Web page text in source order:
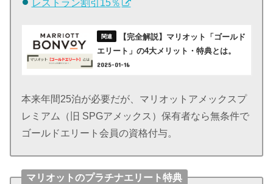
レストラン割引15％
【完全解説】マリオット「ゴールド
エリート」の4大メリット・特典とは。
2025-01-16
本来年間25泊が必要だが、マリオットアメックスプ
レミアム（旧 SPGアメックス）保有者なら無条件で
ゴールドエリート会員の資格付与。
マリオットのプラチナエリート特典